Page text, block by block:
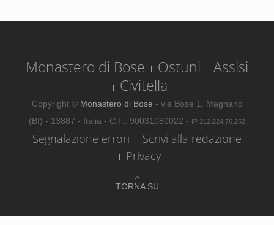
TORNA SU
Monastero di Bose Ostuni
Assisi
Civitella
Copyright © Monastero di Bose - via Bose 1, Magnano
(BI) - 13887 - Italia - C.F.: 90031080022 - IP 212.224.76.252
Segnalazione errori
Scrivi alla redazione
Privacy